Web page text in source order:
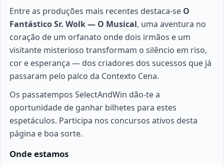
Entre as produções mais recentes destaca-se O
Fantástico Sr. Wolk — O Musical, uma aventura no
coração de um orfanato onde dois irmãos e um
visitante misterioso transformam o silêncio em riso,
cor e esperança — dos criadores dos sucessos que já
passaram pelo palco da Contexto Cena.
Os passatempos SelectAndWin dão-te a
oportunidade de ganhar bilhetes para estes
espetáculos. Participa nos concursos ativos desta
página e boa sorte.
Onde estamos